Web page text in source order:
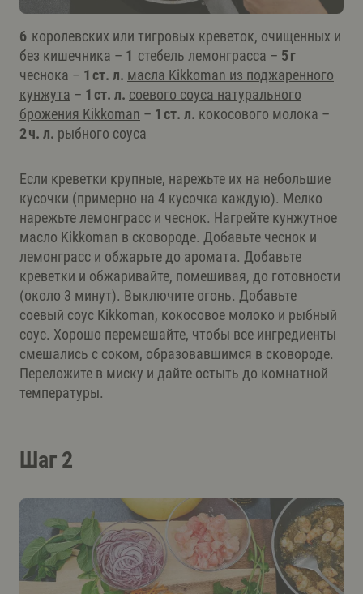
6 королевских или тигровых креветок, очищенных и
без кишечника – 1 стебель лемонграсса – 5 г
чеснока – 1 ст. л. масла Kikkoman из поджаренного
кунжута – 1 ст. л. соевого соуса натурального
брожения Kikkoman – 1 ст. л. кокосового молока –
2 ч. л. рыбного соуса
Если креветки крупные, нарежьте их на небольшие
кусочки (примерно на 4 кусочка каждую). Мелко
нарежьте лемонграсс и чеснок. Нагрейте кунжутное
масло Kikkoman в сковороде. Добавьте чеснок и
лемонграсс и обжарьте до аромата. Добавьте
креветки и обжаривайте, помешивая, до готовности
(около 3 минут). Выключите огонь. Добавьте
соевый соус Kikkoman, кокосовое молоко и рыбный
соус. Хорошо перемешайте, чтобы все ингредиенты
смешались с соком, образовавшимся в сковороде.
Переложите в миску и дайте остыть до комнатной
температуры.
Шаг 2